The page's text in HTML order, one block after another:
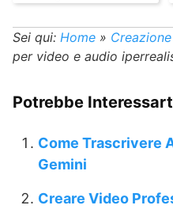
Sei qui: Home »
per video e audio
Potrebbe
Come Trascrivere
Gemini
Creare Video